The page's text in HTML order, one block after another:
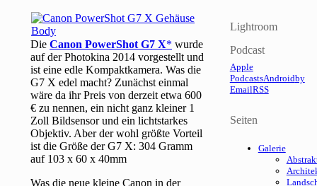
DieCanon PowerShot G7 X
wurde
auf der Photokina 2014 vorgestellt und
ist eine edle Kompaktkamera. Was die
G7 X edel macht? Zunächst einmal
wäre da ihr Preis von derzeit etwa 600
€ zu nennen, ein nicht ganz kleiner 1
Zoll Bildsensor und ein lichtstarkes
Objektiv. Aber der wohl größte Vorteil
ist die Größe der G7 X: 304 Gramm
auf 103 x 60 x 40mm
Was die neue kleine Canon in der
Lightroom
Podcast
Apple
PodcastsAndroidby
EmailRSS
Seiten
Galerie